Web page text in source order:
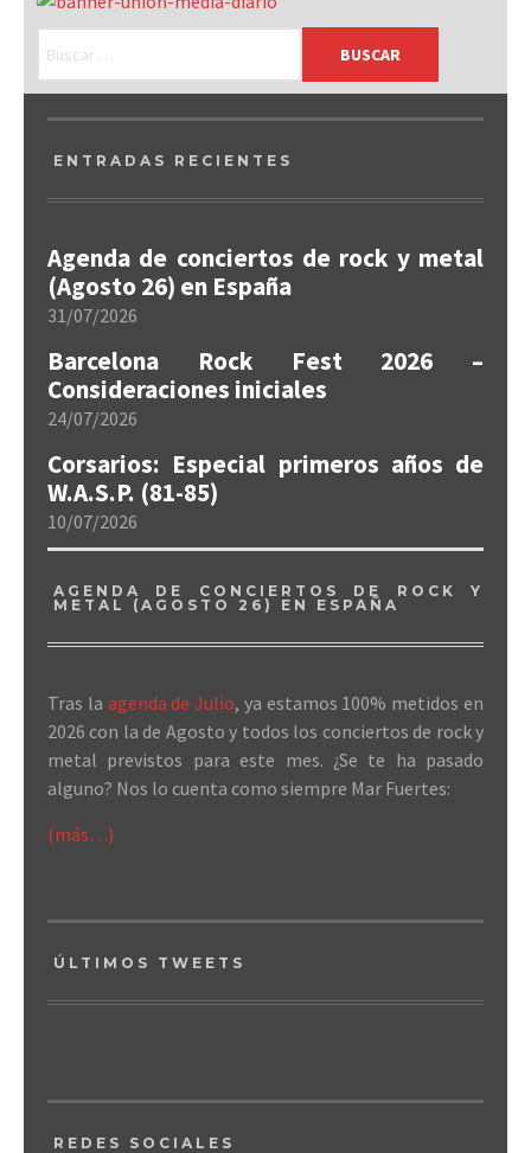
ENTRADAS RECIENTES
Agenda de conciertos de rock y metal
(Agosto 26) en España
31/07/2026
Barcelona Rock Fest 2026 –
Consideraciones iniciales
24/07/2026
Corsarios: Especial primeros años de
W.A.S.P. (81-85)
10/07/2026
AGENDA DE CONCIERTOS DE ROCK Y
METAL (AGOSTO 26) EN ESPAÑA
Tras la agenda de Julio, ya estamos 100% metidos en
2026 con la de Agosto y todos los conciertos de rock y
metal previstos para este mes. ¿Se te ha pasado
alguno? Nos lo cuenta como siempre Mar Fuertes:
(más…)
ÚLTIMOS TWEETS
REDES SOCIALES